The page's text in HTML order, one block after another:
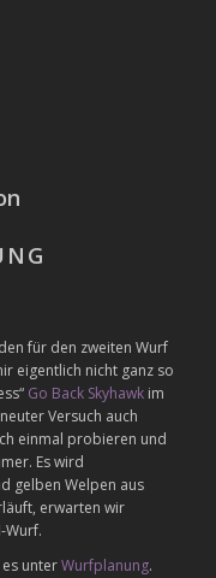
für den zweiten Wurf
eigentlich nicht ganz so
Go Back Skyhawkim
Versuch auch
einmal probieren und
Es wird
gelben Welpen aus
erwarten wir
Wurf.
unterWurfplanung.